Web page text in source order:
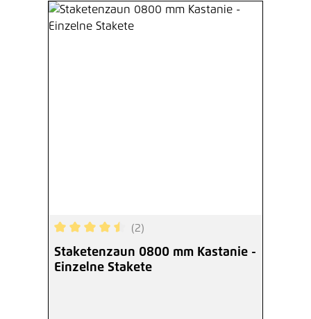
Durchschnittliche Bewertung von 4.5 von 5
(2)
Staketenzaun 0800 mm Kastanie -
Einzelne Stakete